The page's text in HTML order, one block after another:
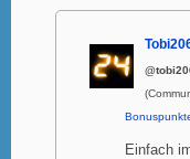
Einfach